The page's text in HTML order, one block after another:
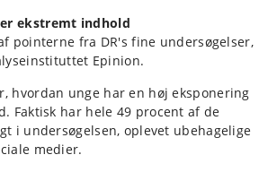
ekstremt indhold
pointerne fra DR's fine undersøgelser,
Epinion.
hvordan unge har en høj eksponering
Faktisk har hele 49 procent af de
i undersøgelsen, oplevet ubehagelige
medier.